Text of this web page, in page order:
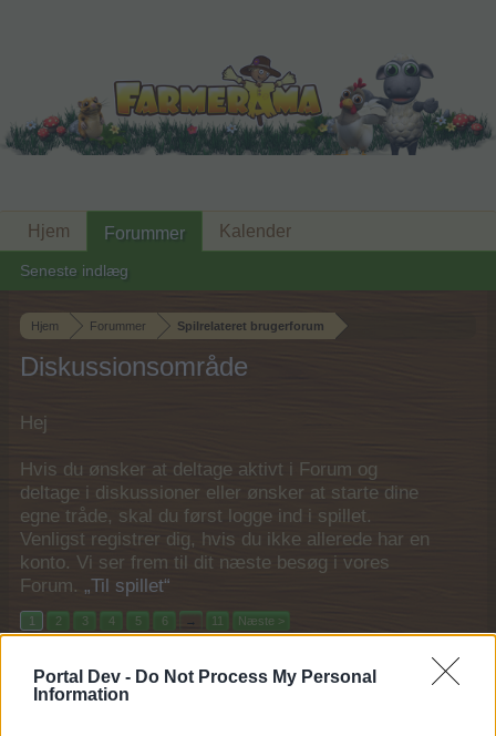
Portal Dev - Do Not Process My Personal
Information
Hjem Forummer Spilrelateret brugerforum
Diskussionsområde
Hej
Hvis du ønsker at deltage aktivt i Forum og
deltage i diskussioner eller ønsker at starte dine
egne tråde, skal du først logge ind i spillet.
Venligst registrer dig, hvis du ikke allerede har en
konto. Vi ser frem til dit næste besøg i vores
Forum. „Til spillet“
1 2 3 4 5 6 → 11 Næste >
Titel ↓ Sidste besked
Øgårdarbejde for nybegyndere
Hjem Forummer
Seneste indlæg
Kalender